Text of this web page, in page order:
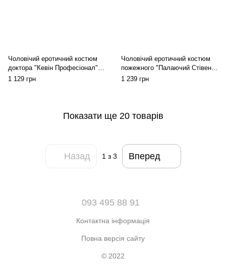
Чоловічий еротичний костюм
доктора "Кевін Професіонал"
One Size: трусики, манжети,
1 129 грн
Чоловічий еротичний костюм
пожежного "Палаючий Стівен"
One Size: каска, комір,
1 239 грн
Показати ще 20 товарів
Назад 1 з 3 Вперед
093 495 88 91
Контактна інформація
Повна версія сайту
© 2022